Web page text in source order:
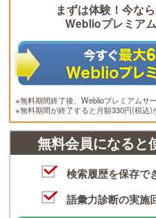
まずは体験！今なら
Weblioプレミア
※無料期間終了後、Weblioプレミアムサ
※無料期間が終了すると月額330円(税込)
無料会員になると
検索履歴を保存で
語彙力診断の実施